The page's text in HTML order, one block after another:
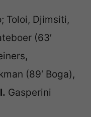
Toloi, Djimsiti,
(63′
(89′ Boga),
Gasperini